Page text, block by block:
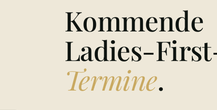
Kommende
Ladies-
Termine.